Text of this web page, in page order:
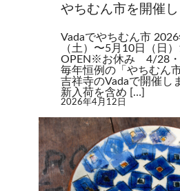
やちむん市を開催
Vadaでやちむん市
（土）〜5月10日（日
OPEN※お休み 4/28
毎年恒例の「やちむん
吉祥寺のVadaで開催し
新入荷を含め […]
2026年4月12日